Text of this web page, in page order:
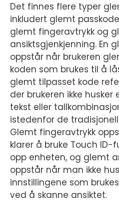
Det finnes flere typer
inkludert glemt
glemt fingeravtrykk og
ansiktsgjenkjenning. En
oppstår når brukeren
koden som brukes til å
glemt tilpasset kode
der brukeren ikke husker
tekst eller
istedenfor de
Glemt fingeravtrykk
klarer å bruke Touch ID-
opp enheten, og glemt
oppstår når man ikke
innstillingene som
ved å skanne ansiktet.